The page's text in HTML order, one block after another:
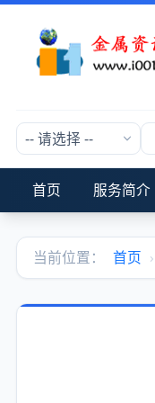
首页 服务简介
当前位置： 首页 ›